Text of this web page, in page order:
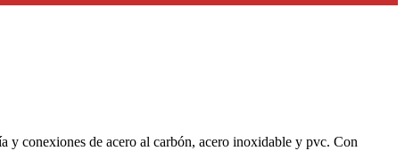
conexiones de acero al carbón, acero inoxidable y pvc. Con